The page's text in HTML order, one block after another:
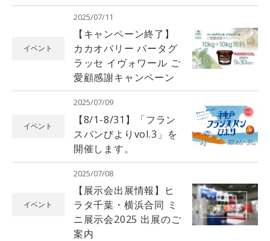
イベント
2025/07/11
【キャンペーン終了】
カカオバリー パータグ
ラッセ イヴォワール ご
愛顧感謝キャンペーン
イベント
2025/07/09
【8/1-8/31】「フラン
スパンびよりvol.3」を
開催します。
イベント
2025/07/08
【展示会出展情報】ヒ
ラタ千葉・横浜合同 ミ
ニ展示会2025 出展のご
案内